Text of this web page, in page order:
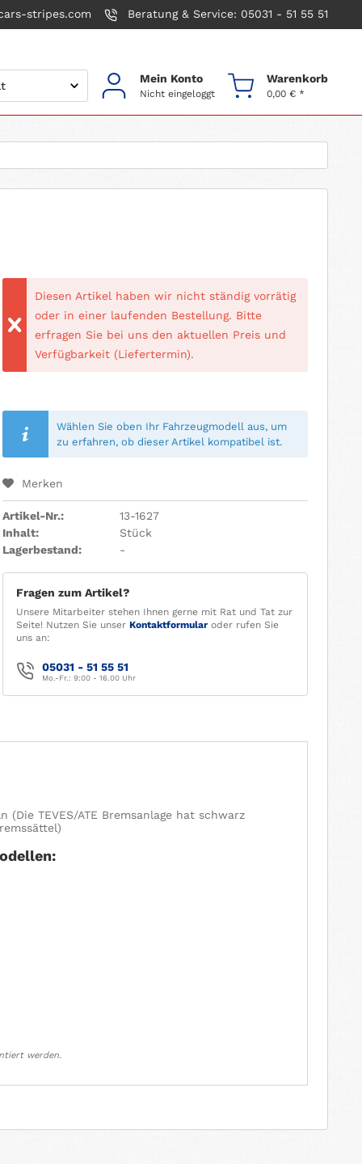
stripes.com Beratung & Service: 05031 - 51 55 51
Mein Konto
Nicht eingeloggt
Warenkorb
0,00 € *
Diesen Artikel haben wir nicht ständig vorrätig
oder in einer laufenden Bestellung. Bitte
erfragen Sie bei uns den aktuellen Preis und
Verfügbarkeit (Liefertermin).
Wählen Sie oben Ihr Fahrzeugmodell aus, um
zu erfahren, ob dieser Artikel kompatibel ist.
Merken
Artikel-Nr.:
13-1627
Inhalt:
Stück
Lagerbestand:
-
Fragen zum Artikel?
Unsere Mitarbeiter stehen Ihnen gerne mit Rat und Tat zur
Seite! Nutzen Sie unser Kontaktformularoder rufen Sie
uns an:
05031 - 51 55 51
Mo.-Fr.: 9:00 - 16.00 Uhr
(Die TEVES/ATE Bremsanlage hat schwarz
werden.